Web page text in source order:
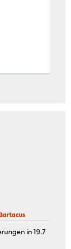
in 19.7